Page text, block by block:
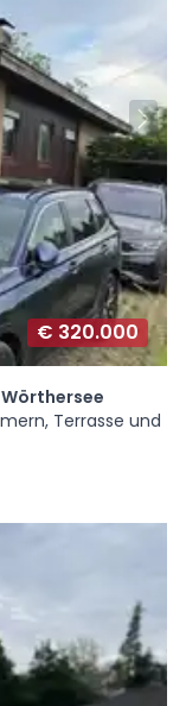
€ 320.000
Terrasse und